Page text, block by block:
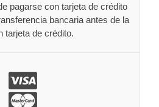
pagarse con tarjeta de crédito
bancaria antes de la
tarjeta de crédito.